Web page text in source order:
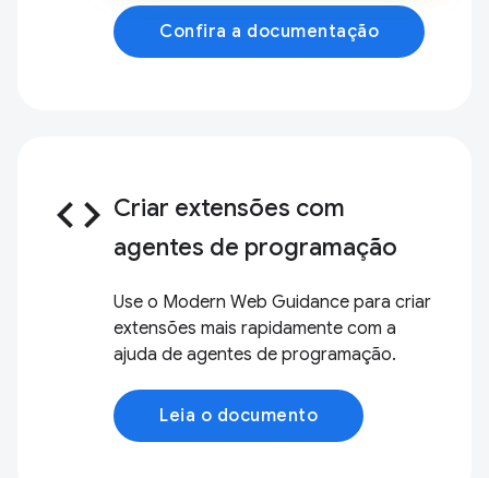
Confira a documentação
code Criar extensões com
agentes de programação
Use o Modern Web Guidance para criar
extensões mais rapidamente com a
ajuda de agentes de programação.
Leia o documento